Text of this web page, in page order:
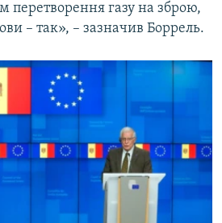
перетворення газу на зброю,
– так», – зазначив Боррель.